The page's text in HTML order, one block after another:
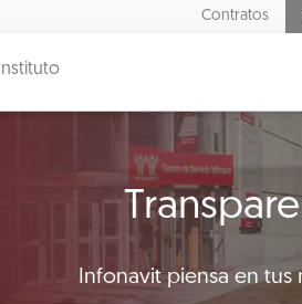
Contratos
Infonavit piensa en tus